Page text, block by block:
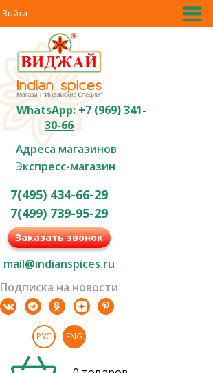
Войти
WhatsApp: +7 (969) 341-
30-66
Адреса магазинов
Экспресс-магазин
7(495) 434-66-29
7(499) 739-95-29
Заказать звонок
mail@indianspices.ru
Подписка на новости
РУС ENG